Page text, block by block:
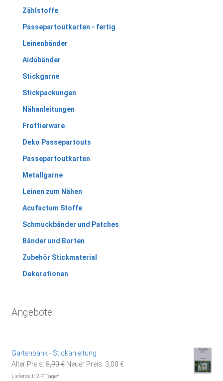
Zählstoffe
Passepartoutkarten - fertig
Leinenbänder
Aidabänder
Stickgarne
Stickpackungen
Nähanleitungen
Frottierware
Deko Passepartouts
Passepartoutkarten
Metallgarne
Leinen zum Nähen
Acufactum Stoffe
Schmuckbänder und Patches
Bänder und Borten
Zubehör Stickmaterial
Dekorationen
Angebote
Gartenbank - Stickanleitung
Alter Preis: 5,90€ Ursprünglicher
Neuer Preis: 3,00 €Aktueller
Lieferzeit: 2-7 Tage*